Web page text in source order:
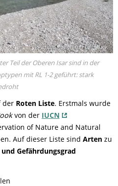
© Hans-Joachim Fünfstück
Teil der Oberen Isar sind in der
mit RL 1-2 geführt: stark
der Roten Liste. Erstmals wurde
von der IUCN
of Nature and Natural
Auf dieser Liste sind Arten zu
Gefährdungsgrad